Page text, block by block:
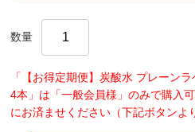
数量
「【お得定期便】炭酸水 プレーン
4本」は「一般会員様」のみで購入
にお済ませください（下記ボタンよ